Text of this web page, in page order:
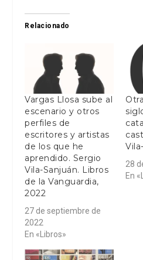
Relacionado
Vargas Llosa sube al
escenario y otros
perfiles de
escritores y artistas
de los que he
aprendido. Sergio
Vila-Sanjuán. Libros
de la Vanguardia,
2022
27 de septiembre de
2022
En «Libros»
28
En